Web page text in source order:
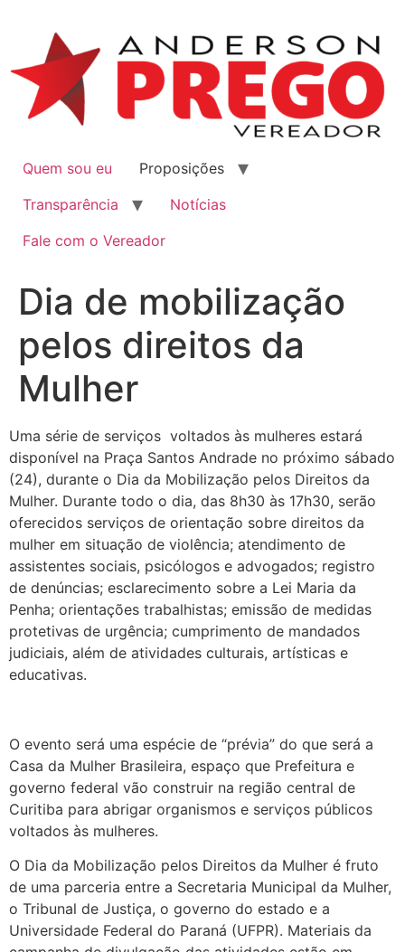
Quem sou eu
Proposições
Transparência
Notícias
Fale com o Vereador
Dia de mobilização
pelos direitos da
Mulher
Uma série de serviços voltados às mulheres estará
disponível na Praça Santos Andrade no próximo sábado
(24), durante o Dia da Mobilização pelos Direitos da
Mulher. Durante todo o dia, das 8h30 às 17h30, serão
oferecidos serviços de orientação sobre direitos da
mulher em situação de violência; atendimento de
assistentes sociais, psicólogos e advogados; registro
de denúncias; esclarecimento sobre a Lei Maria da
Penha; orientações trabalhistas; emissão de medidas
protetivas de urgência; cumprimento de mandados
judiciais, além de atividades culturais, artísticas e
educativas.
O evento será uma espécie de “prévia” do que será a
Casa da Mulher Brasileira, espaço que Prefeitura e
governo federal vão construir na região central de
Curitiba para abrigar organismos e serviços públicos
voltados às mulheres.
O Dia da Mobilização pelos Direitos da Mulher é fruto
de uma parceria entre a Secretaria Municipal da Mulher,
o Tribunal de Justiça, o governo do estado e a
Universidade Federal do Paraná (UFPR). Materiais da